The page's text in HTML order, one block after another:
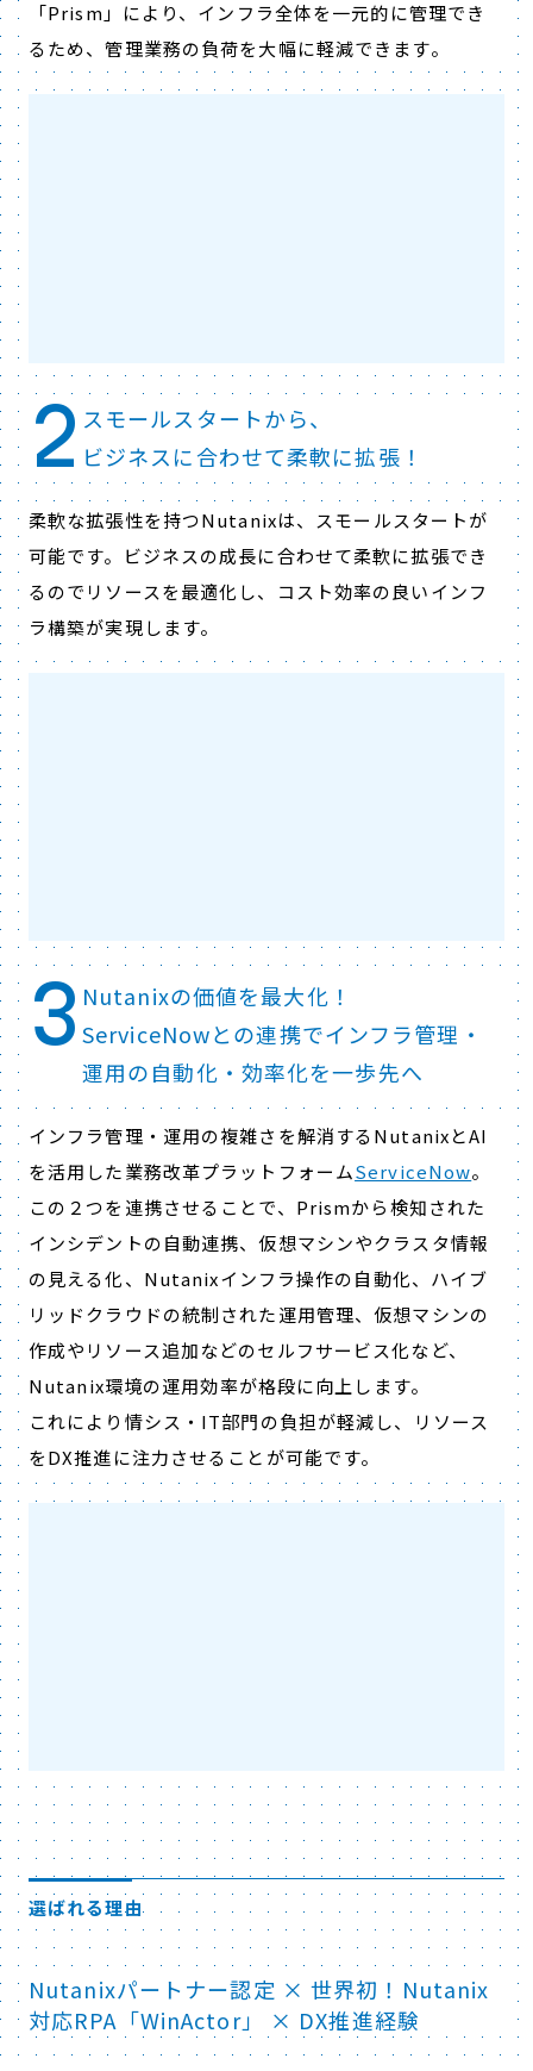
「Prism」により、インフラ全体を一元的に管理でき
るため、管理業務の負荷を大幅に軽減できます。
2 スモールスタートから、
ビジネスに合わせて柔軟に拡張！
柔軟な拡張性を持つNutanixは、スモールスタートが
可能です。ビジネスの成長に合わせて柔軟に拡張でき
るのでリソースを最適化し、コスト効率の良いインフ
ラ構築が実現します。
3 Nutanixの価値を最大化！
ServiceNowとの連携でインフラ管理・
運用の自動化・効率化を一歩先へ
インフラ管理・運用の複雑さを解消するNutanixとAI
を活用した業務改革プラットフォームServiceNow。
この２つを連携させることで、Prismから検知された
インシデントの自動連携、仮想マシンやクラスタ情報
の見える化、Nutanixインフラ操作の自動化、ハイブ
リッドクラウドの統制された運用管理、仮想マシンの
作成やリソース追加などのセルフサービス化など、
Nutanix環境の運用効率が格段に向上します。
これにより情シス・IT部門の負担が軽減し、リソース
をDX推進に注力させることが可能です。
選ばれる理由
Nutanixパートナー認定 × 世界初！Nutanix
対応RPA「WinActor」 × DX推進経験